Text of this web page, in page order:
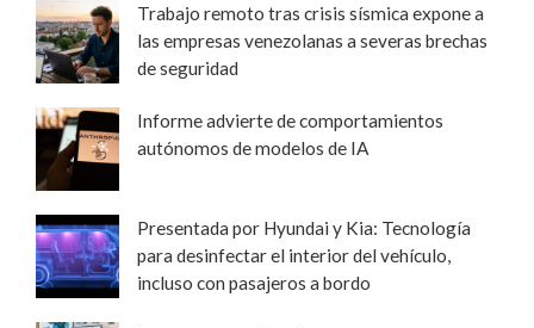
Trabajo remoto tras crisis sísmica expone a
las empresas venezolanas a severas brechas
de seguridad
Informe advierte de comportamientos
autónomos de modelos de IA
Presentada por Hyundai y Kia: Tecnología
para desinfectar el interior del vehículo,
incluso con pasajeros a bordo